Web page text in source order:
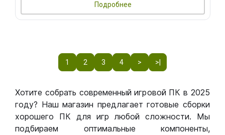
Подробнее
1 2 3 4 > >|
Хотите собрать современный игровой ПК в 2025
году? Наш магазин предлагает готовые сборки
хорошего ПК для игр любой сложности. Мы
подбираем оптимальные компоненты,